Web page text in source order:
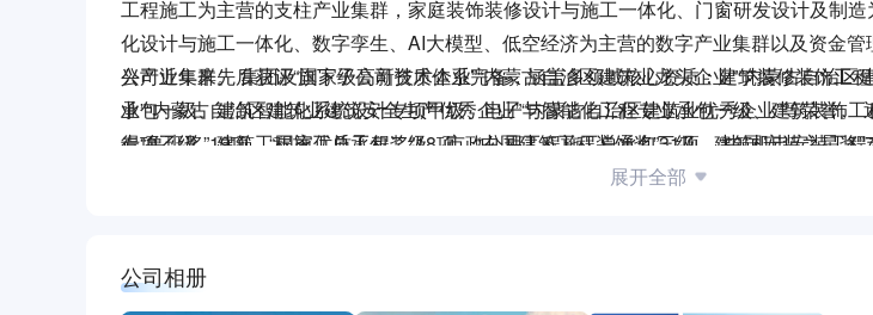
工程施工为主营的支柱产业集群，家庭装饰装修设计与施工一体化、门窗研发设计及制
化设计与施工一体化、数字孪生、AI大模型、低空经济为主营的数字产业集群以及资金
兴产业集群。 集团及旗下子公司资质体系完备，涵盖多领域核心资质：建筑装修装饰工
承包一级、建筑智能化系统设计专项甲级、电子与智能化工程专业承包一级、建筑装饰
专项乙级、建筑工程施工总承包二级、市政公用工程施工总承包三级、建筑机电安装工
包二级、公共安全技术防范行业设计、施工和运维服务能力壹级、音视频集成工程企业
公司近年来先后获评“国家级高新技术企业”“内蒙古自治区建筑业龙头企业”“内蒙古自治
业”“内蒙古自治区建筑业建筑安全生产优秀企业”“内蒙古自治区建筑业优秀企业”等荣誉
得“鲁班奖”19项、“国家优质工程奖”18项、“中国建筑工程装饰奖”31项、“中国安装之星奖
项、“内蒙古装饰奖”30项、“内蒙古智能化优质工程奖”15项、“内蒙古安装之星”7项等各
展开全部
公司相册